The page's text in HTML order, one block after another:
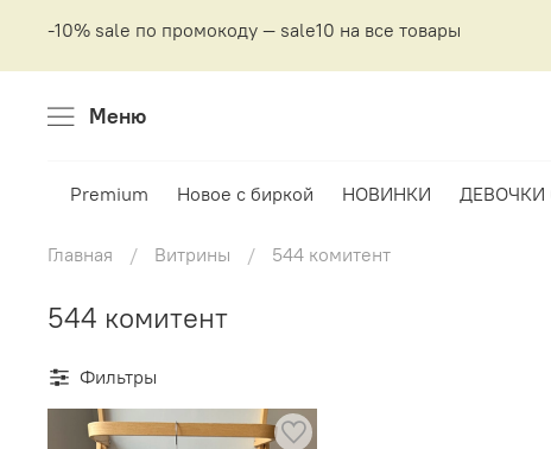
-10% sale по промокоду — sale10 на все товары
Меню
Premium Новое с биркой НОВИНКИ ДЕВОЧКИ
Главная Витрины 544 комитент
544 комитент
Фильтры